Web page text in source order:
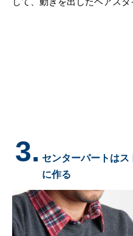
3. センターパートは
に作る